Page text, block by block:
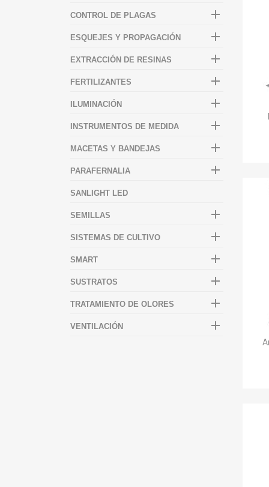
CONTROL DE PLAGAS 
ESQUEJES Y PROPAGACIÓN 
EXTRACCIÓN DE RESINAS 
FERTILIZANTES 
ILUMINACIÓN 
INSTRUMENTOS DE MEDIDA 
MACETAS Y BANDEJAS 
PARAFERNALIA 
SANLIGHT LED
SEMILLAS 
SISTEMAS DE CULTIVO 
SMART 
SUSTRATOS 
TRATAMIENTO DE OLORES 
VENTILACIÓN 